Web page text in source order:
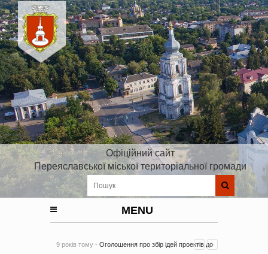
Офіційний сайт
Переяславської міської територіальної громади
MENU
9 років тому - Оголошення про збір ідей проектів до